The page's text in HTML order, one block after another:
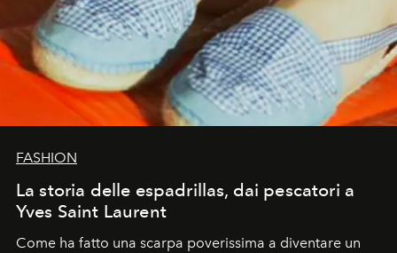
FASHION
La storia delle espadrillas, dai pescatori a
Yves Saint Laurent
Come ha fatto una scarpa poverissima a diventare un